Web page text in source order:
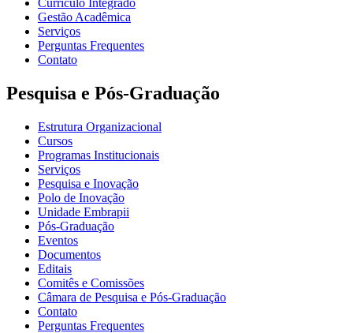
Gestão Acadêmica
Serviços
Perguntas Frequentes
Contato
Pesquisa e Pós-Graduação
Estrutura Organizacional
Cursos
Programas Institucionais
Serviços
Pesquisa e Inovação
Polo de Inovação
Unidade Embrapii
Pós-Graduação
Eventos
Documentos
Editais
Comitês e Comissões
Câmara de Pesquisa e Pós-Graduação
Contato
Perguntas Frequentes